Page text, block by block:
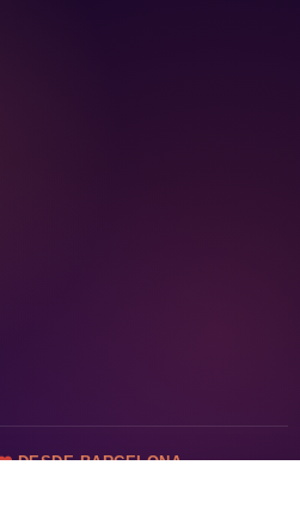
DESDE BARCELONA